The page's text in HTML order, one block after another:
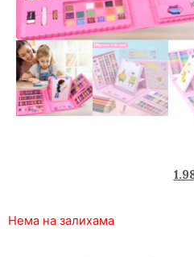
Нема на залихама